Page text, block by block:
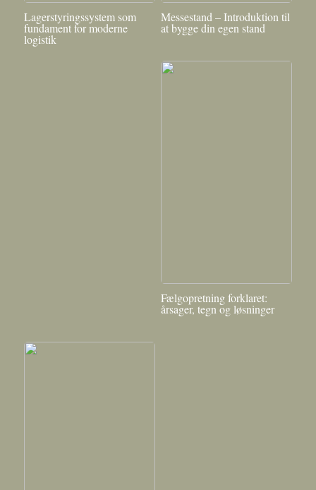
Lagerstyringssystem som
fundament for moderne
logistik
Messestand – Introduktion til
at bygge din egen stand
Fælgopretning forklaret:
årsager, tegn og løsninger